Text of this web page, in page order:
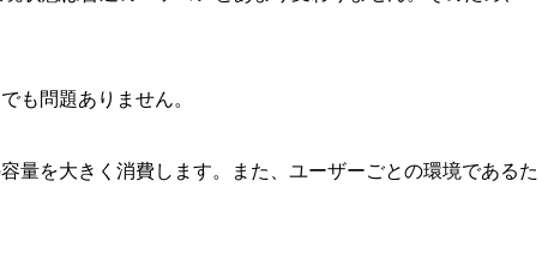
も問題ありません。
量を大きく消費します。また、ユーザーごとの環境であるた